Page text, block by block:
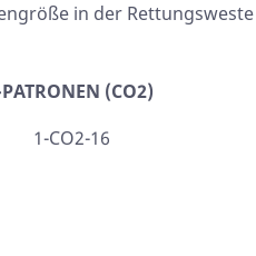
in der
(CO2)
1-CO2-16